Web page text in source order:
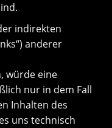
indirekten
anderer
würde eine
nur in dem Fall
Inhalten des
uns technisch